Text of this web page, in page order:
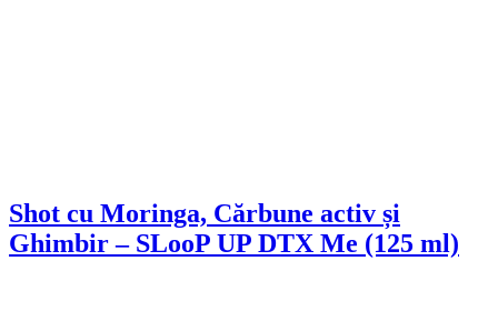
Shot cu Moringa, Cărbune activ și
Ghimbir – SLooP UP DTX Me (125 ml)